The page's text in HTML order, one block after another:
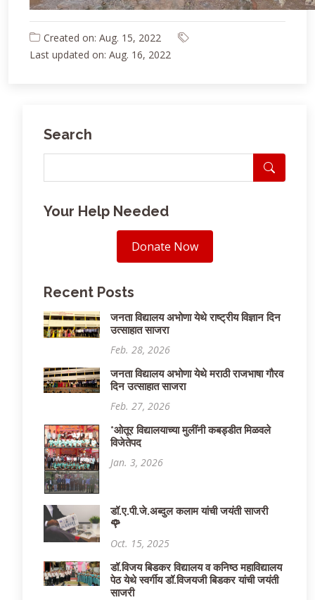
Created on: Aug. 15, 2022
Last updated on: Aug. 16, 2022
Search
Your Help Needed
Donate Now
Recent Posts
जनता विद्यालय अभोणा येथे राष्ट्रीय विज्ञान दिन
उत्साहात साजरा
Feb. 28, 2026
जनता विद्यालय अभोणा येथे मराठी राजभाषा गौरव
दिन उत्साहात साजरा
Feb. 27, 2026
*ओतूर विद्यालयाच्या मुलींनी कबड्डीत मिळवले
विजेतेपद
Jan. 3, 2026
डॉ.ए.पी.जे.अब्दुल कलाम यांची जयंती साजरी
🌹
Oct. 15, 2025
डॉ.विजय बिडकर विद्यालय व कनिष्ठ महाविद्यालय
पेठ येथे स्वर्गीय डॉ.विजयजी बिडकर यांची जयंती
साजरी